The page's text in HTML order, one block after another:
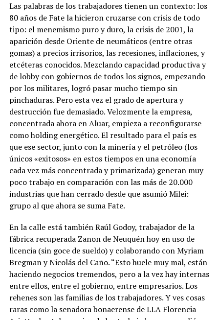
Las palabras de los trabajadores tienen un contexto: los
80 años de Fate la hicieron cruzarse con crisis de todo
tipo: el menemismo puro y duro, la crisis de 2001, la
aparición desde Oriente de neumáticos (entre otras
gomas) a precios irrisorios, las recesiones, inflaciones, y
etcéteras conocidos. Mezclando capacidad productiva y
de lobby con gobiernos de todos los signos, empezando
por los militares, logró pasar mucho tiempo sin
pinchaduras. Pero esta vez el grado de apertura y
destrucción fue demasiado. Velozmente la empresa,
concentrada ahora en Aluar, empieza a reconfigurarse
como holding energético. El resultado para el país es
que ese sector, junto con la minería y el petróleo (los
únicos «exitosos» en estos tiempos en una economía
cada vez más concentrada y primarizada) generan muy
poco trabajo en comparación con las más de 20.000
industrias que han cerrado desde que asumió Milei:
grupo al que ahora se suma Fate.
En la calle está también Raúl Godoy, trabajador de la
fábrica recuperada Zanon de Neuquén hoy en uso de
licencia (sin goce de sueldo) y colaborando con Myriam
Bregman y Nicolás del Caño. “Esto huele muy mal, están
haciendo negocios tremendos, pero a la vez hay internas
entre ellos, entre el gobierno, entre empresarios. Los
rehenes son las familias de los trabajadores. Y ves cosas
raras como la senadora bonaerense de LLA Florencia